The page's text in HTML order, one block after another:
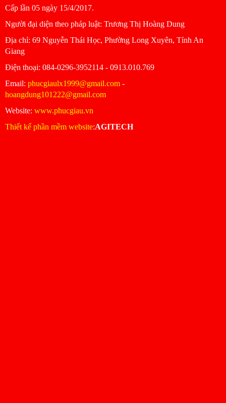
Cấp lần 05 ngày 15/4/2017.
Người đại diện theo pháp luật: Trương Thị Hoàng Dung
Ðịa chỉ: 69 Nguyễn Thái Học, Phường Long Xuyên, Tỉnh An
Giang
Ðiện thoại: 084-0296-3952114 - 0913.010.769
Email: phucgiaulx1999@gmail.com -
hoangdung101222@gmail.com
Website: www.phucgiau.vn
Thiết kế phần mềm website:AGITECH